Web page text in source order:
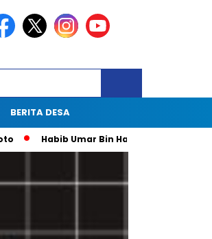
BERITA DESA
Habib Umar Bin Hafidz Ingatkan Warga